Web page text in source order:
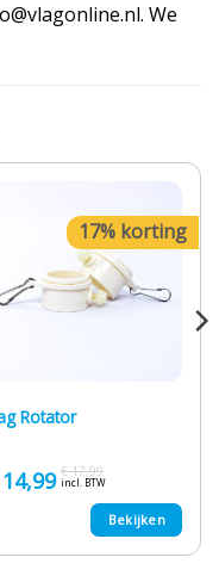
We
17% korting
Rotator
€17,99
Oorspronkelijke
prijs
€ 17,99.
Huidige
prijs
€ 14,99.
incl. BTW
Bekijken